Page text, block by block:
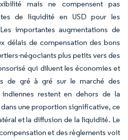
mais ne compensent pas
de liquidité en USD pour les
importantes augmentations de
délais de compensation des bons
négociants plus petits vers des
qui diluent les économies et
de gré à gré sur le marché des
restent en dehors de la
une proportion significative, ce
et la diffusion de la liquidité. Le
et des règlements voit